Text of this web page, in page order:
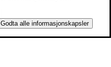
Godta alle informasjonskapsler